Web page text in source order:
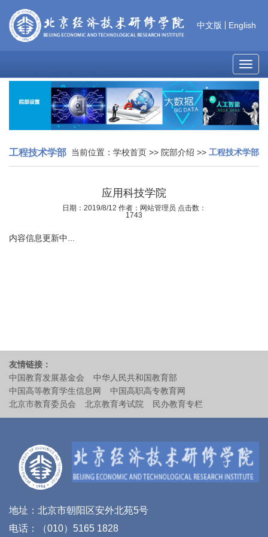
中文版 English
工程技术学部 当前位置： 学校首页 >> 院部介绍 >> 工程技术学部
应用科技学院
日期：2019/8/12 作者：网站管理员 点击数：
1743
内容信息更新中...
友情链接：
中国教育发展基金会
中华人民共和国教育部
中国高等教育学生信息网
中国高职高专教育网
北京市教育委员会
北京教育考试院 民办教育专栏
地址：北京市朝阳区安外北苑5号
电话：（010）5165 1828